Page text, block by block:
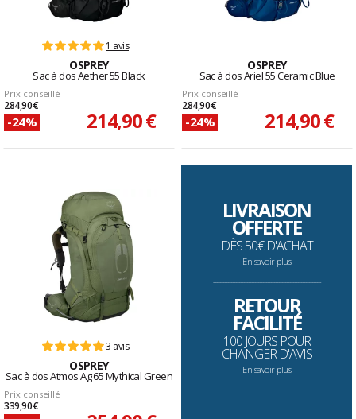
1 avis
OSPREY
Sac à dos Aether 55 Black
Prix conseillé
284,90 €
-24% 214,90 €
OSPREY
Sac à dos Ariel 55 Ceramic Blue
Prix conseillé
284,90 €
-24% 214,90 €
3 avis
OSPREY
Sac à dos Atmos Ag 65 Mythical Green
Prix conseillé
339,90 €
LIVRAISON
OFFERTE
DÈS 50€ D'ACHAT
En savoir plus
--------------------------------------------------------------------
RETOUR
FACILITÉ
100 JOURS POUR
CHANGER D'AVIS
En savoir plus